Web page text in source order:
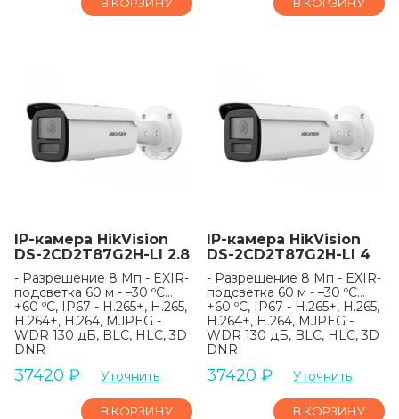
IP-камера HikVision
DS-2CD2T87G2H-LI 2.8
- Разрешение 8 Мп - EXIR-
подсветка 60 м - –30 ºC…
+60 ºC, IP67 - H.265+, H.265,
H.264+, H.264, MJPEG -
WDR 130 дБ, BLC, HLC, 3D
DNR
37420 ₽ Уточнить
В КОРЗИНУ
IP-камера HikVision
DS-2CD2T87G2H-LI 4
- Разрешение 8 Мп - EXIR-
подсветка 60 м - –30 ºC…
+60 ºC, IP67 - H.265+, H.265,
H.264+, H.264, MJPEG -
WDR 130 дБ, BLC, HLC, 3D
DNR
37420 ₽ Уточнить
В КОРЗИНУ